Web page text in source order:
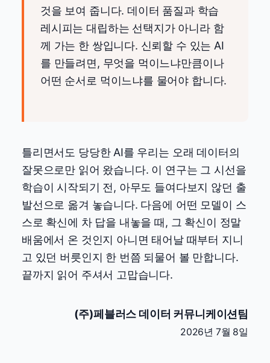
것을 보여 줍니다. 데이터 품질과 학습
레시피는 대립하는 선택지가 아니라 함
께 가는 한 쌍입니다. 신뢰할 수 있는 AI
를 만들려면, 무엇을 먹이느냐만큼이나
어떤 순서로 먹이느냐를 물어야 합니다.
틀리면서도 당당한 AI를 우리는 오래 데이터의
잘못으로만 읽어 왔습니다. 이 연구는 그 시선을
학습이 시작되기 전, 아무도 들여다보지 않던 출
발선으로 옮겨 놓습니다. 다음에 어떤 모델이 스
스로 확신에 차 답을 내놓을 때, 그 확신이 정말
배움에서 온 것인지 아니면 태어날 때부터 지니
고 있던 버릇인지 한 번쯤 되물어 볼 만합니다.
끝까지 읽어 주셔서 고맙습니다.
(주)페블러스 데이터 커뮤니케이션팀
2026년 7월 8일